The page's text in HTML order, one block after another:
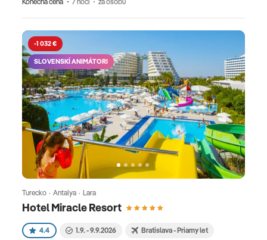
-1 032 €
SLOVENSKÍ ANIMÁTORI
Hotel Miracle Resort
Turecko · Antalya · Lara
4.4 1.9. - 9.9.2026 Bratislava - Priamy let